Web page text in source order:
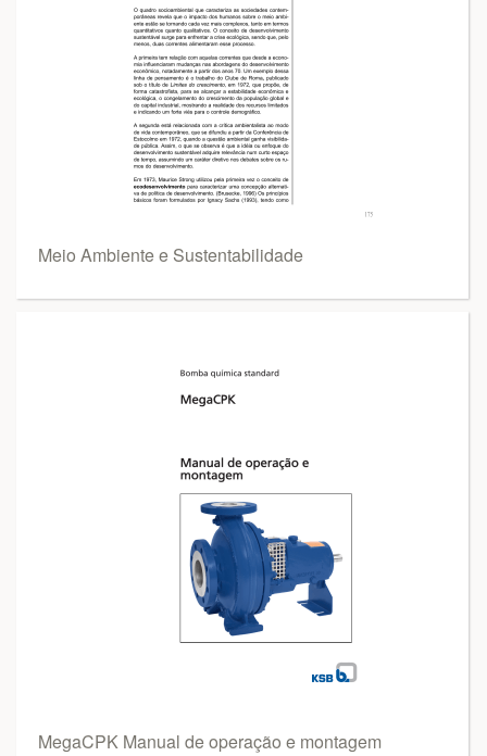
Meio Ambiente e Sustentabilidade
MegaCPK Manual de operação e montagem